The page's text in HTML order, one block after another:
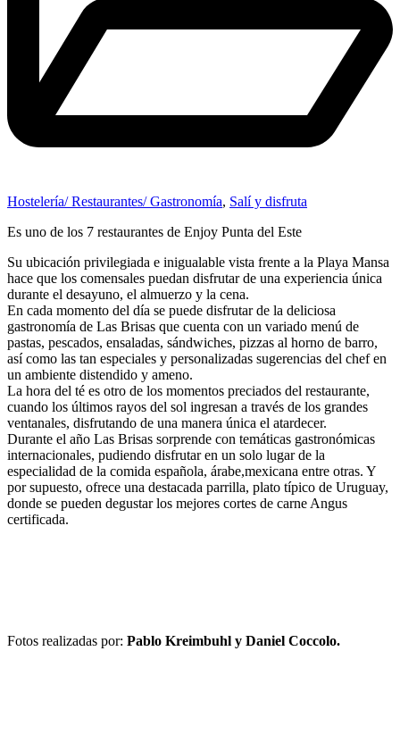
Hostelería/ Restaurantes/ Gastronomía, Salí y disfruta
Es uno de los 7 restaurantes de Enjoy Punta del Este
Su ubicación privilegiada e inigualable vista frente a la Playa Mansa
hace que los comensales puedan disfrutar de una experiencia única
durante el desayuno, el almuerzo y la cena.
En cada momento del día se puede disfrutar de la deliciosa
gastronomía de Las Brisas que cuenta con un variado menú de
pastas, pescados, ensaladas, sándwiches, pizzas al horno de barro,
así como las tan especiales y personalizadas sugerencias del chef en
un ambiente distendido y ameno.
La hora del té es otro de los momentos preciados del restaurante,
cuando los últimos rayos del sol ingresan a través de los grandes
ventanales, disfrutando de una manera única el atardecer.
Durante el año Las Brisas sorprende con temáticas gastronómicas
internacionales, pudiendo disfrutar en un solo lugar de la
especialidad de la comida española, árabe,mexicana entre otras. Y
por supuesto, ofrece una destacada parrilla, plato típico de Uruguay,
donde se pueden degustar los mejores cortes de carne Angus
certificada.
Fotos realizadas por: Pablo Kreimbuhl y Daniel Coccolo.